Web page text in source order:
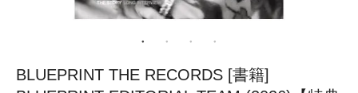
BLUEPRINT THE RECORDS [書籍]